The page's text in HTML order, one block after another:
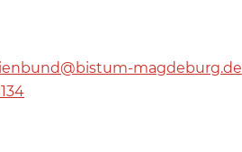
magdeburg.de